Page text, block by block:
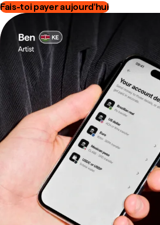
Fais-toi payer aujourd'hui